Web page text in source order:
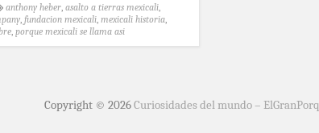
anthony heber, asalto a tierras mexicali,
, fundacion mexicali, mexicali historia,
, porque mexicali se llama asi
Copyright © 2026Curiosidades del mundo –